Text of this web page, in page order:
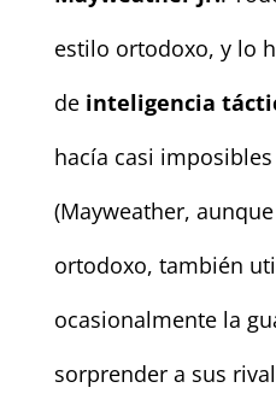
estilo ortodoxo, y lo
de inteligencia
hacía casi imposibles
(Mayweather,
ortodoxo, también
ocasionalmente la
sorprender a sus